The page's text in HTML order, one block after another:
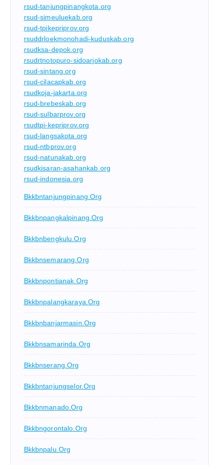
rsud-tanjungpinangkota.org
rsud-simeuluekab.org
rsud-tpikepriprov.org
rsuddrloekmonohadi-kuduskab.org
rsudksa-depok.org
rsudrtnotopuro-sidoarjokab.org
rsud-sintang.org
rsud-cilacapkab.org
rsudkoja-jakarta.org
rsud-brebeskab.org
rsud-sulbarprov.org
rsudtpi-kepriprov.org
rsud-langsakota.org
rsud-ntbprov.org
rsud-natunakab.org
rsudkisaran-asahankab.org
rsud-indonesia.org
Bkkbntanjungpinang.org
Bkkbnpangkalpinang.org
Bkkbnbengkulu.org
Bkkbnsemarang.org
Bkkbnpontianak.org
Bkkbnpalangkaraya.org
Bkkbnbanjarmasin.org
Bkkbnsamarinda.org
Bkkbnserang.org
Bkkbntanjungselor.org
Bkkbnmanado.org
Bkkbngorontalo.org
Bkkbnpalu.org